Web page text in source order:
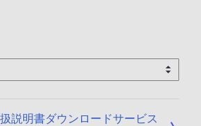
説明書ダウンロードサービス